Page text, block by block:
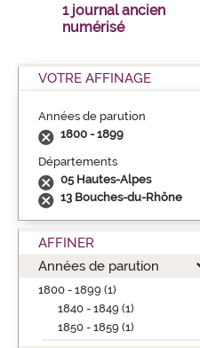
1 journal ancien
numérisé
VOTRE AFFINAGE
Années de parution
1800 - 1899
Départements
05 Hautes-Alpes
13 Bouches-du-Rhône
AFFINER
Années de parution
1800 - 1899 (1)
1840 - 1849 (1)
1850 - 1859 (1)